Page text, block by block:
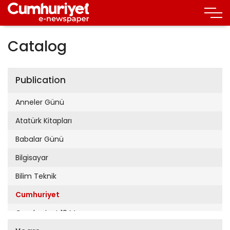
Catalog
Publication
Anneler Günü
Atatürk Kitapları
Babalar Günü
Bilgisayar
Bilim Teknik
Cumhuriyet
Cumhuriyet 19 Mayıs